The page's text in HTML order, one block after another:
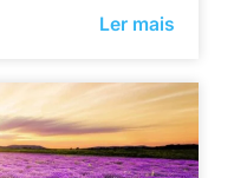
Ler mais